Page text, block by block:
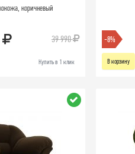
коричневый
39 990
Купить в 1 клик
-8%
В корзину